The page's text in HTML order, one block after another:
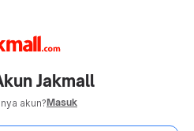
Jakmall
akun?Masuk